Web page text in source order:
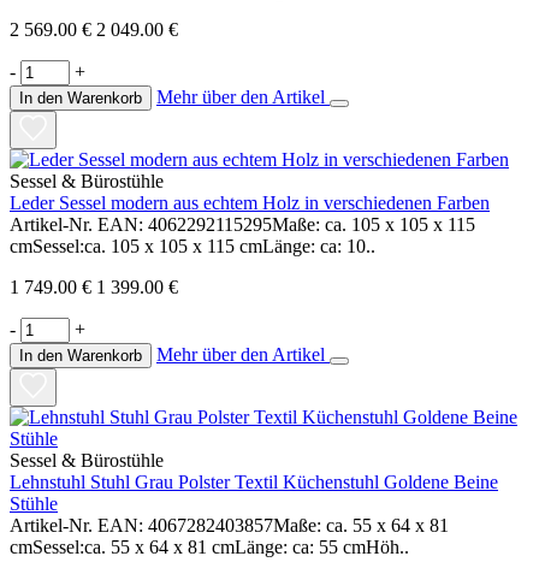
2 569.00 € 2 049.00 €
- +
In den Warenkorb Mehr über den Artikel
Sessel & Bürostühle
Leder Sessel modern aus echtem Holz in verschiedenen Farben
Artikel-Nr. EAN: 4062292115295Maße: ca. 105 x 105 x 115
cmSessel:ca. 105 x 105 x 115 cmLänge: ca: 10..
1 749.00 € 1 399.00 €
- +
In den Warenkorb Mehr über den Artikel
Sessel & Bürostühle
Lehnstuhl Stuhl Grau Polster Textil Küchenstuhl Goldene Beine
Stühle
Artikel-Nr. EAN: 4067282403857Maße: ca. 55 x 64 x 81
cmSessel:ca. 55 x 64 x 81 cmLänge: ca: 55 cmHöh..